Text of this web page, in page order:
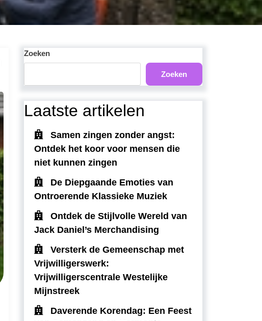
Zoeken
Zoeken
Laatste artikelen
Samen zingen zonder angst:
Ontdek het koor voor mensen die
niet kunnen zingen
De Diepgaande Emoties van
Ontroerende Klassieke Muziek
Ontdek de Stijlvolle Wereld van
Jack Daniel’s Merchandising
Versterk de Gemeenschap met
Vrijwilligerswerk:
Vrijwilligerscentrale Westelijke
Mijnstreek
Daverende Korendag: Een Feest